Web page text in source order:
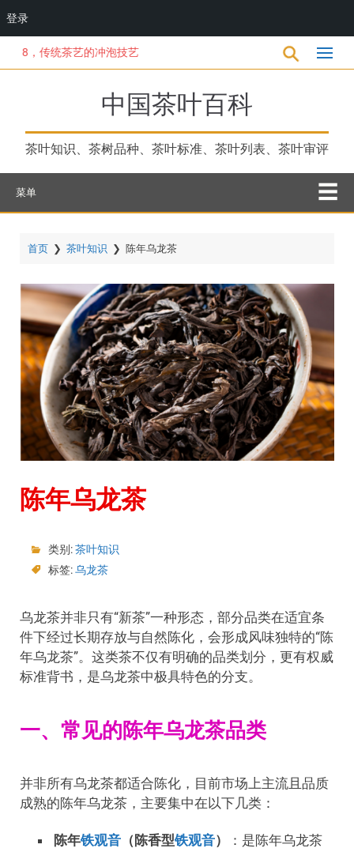
到
传统茶艺的冲泡技艺
中国茶叶百科
茶叶知识、茶树品种、茶叶标准、茶叶列表、茶叶审评
菜单
首页 ❯ 茶叶知识 ❯ 陈年乌龙茶
陈年乌龙茶
类别:茶叶知识
标签:乌龙茶
乌龙茶并非只有“新茶”一种形态，部分品类在适宜条
件下经过长期存放与自然陈化，会形成风味独特的“陈
年乌龙茶”。这类茶不仅有明确的品类划分，更有权威
标准背书，是乌龙茶中极具特色的分支。
一、常见的陈年乌龙茶品类
并非所有乌龙茶都适合陈化，目前市场上主流且品质
成熟的陈年乌龙茶，主要集中在以下几类：
陈年铁观音 （陈香型铁观音）
：是陈年乌龙茶
登录